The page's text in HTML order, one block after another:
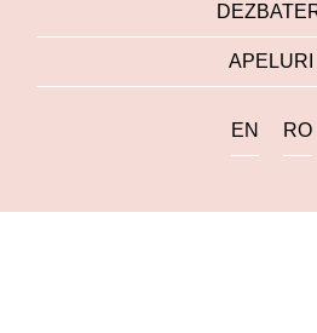
APELURI
EN RO